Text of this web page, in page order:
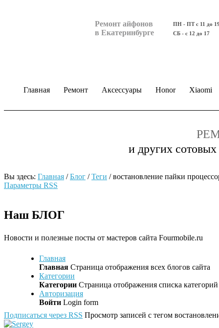
Ремонт айфонов
в Екатеринбурге
ПН - ПТ с 11 до
СБ - с 12 до 17
Главная Ремонт Аксессуары Honor Xiaomi
и других
Вы здесь: Главная /Блог /Теги /востановление пайки
Параметры RSS
Наш БЛОГ
Новости и полезные посты от мастеров сайта Fourmobile.ru
Главная
Главная Страница отображения всех блогов сайта
Категории
Категории Страница отображения списка
Авторизация
Войти Login form
Подписаться через RSS Просмотр записей с тегом